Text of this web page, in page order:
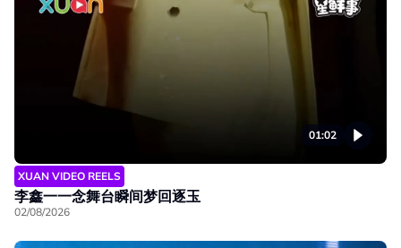
01:02
XUAN VIDEO REELS
李鑫一一念舞台瞬间梦回逐玉
02/08/2026